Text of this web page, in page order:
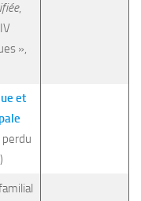
,
»,
et
perdu